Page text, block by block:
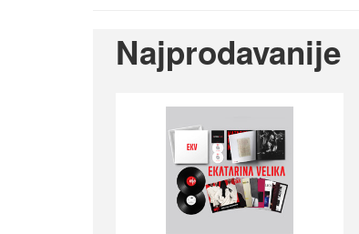
Najprodavanije